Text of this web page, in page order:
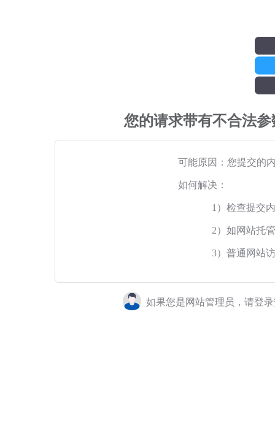
您的请求带有不合法
可能原因：您提交的
如何解决：
1）检查提交
2）如网站托
3）普通网站
如果您是网站管理员，请登